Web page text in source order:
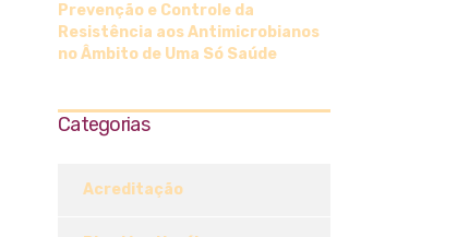
Prevenção e Controle da
Resistência aos Antimicrobianos
no Âmbito de Uma Só Saúde
Categorias
Acreditação